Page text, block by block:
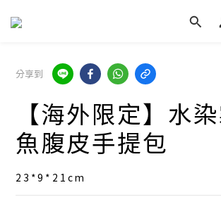
分享到
【海外限定】水
魚腹皮手提包
23*9*21cm